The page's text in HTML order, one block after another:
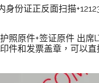
身份证正反面扫描
照原件+签证原件 出
件和发票盖章，可以